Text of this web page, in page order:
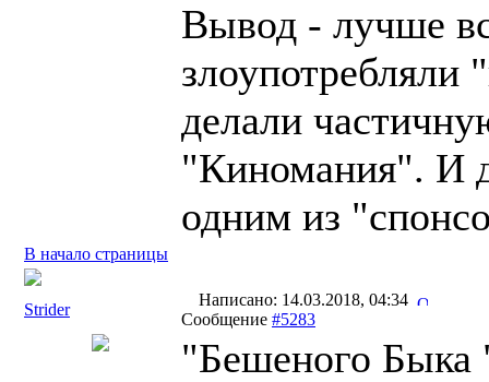
Вывод - лучше
делали
"Киномания". И
одним из
В начало страницы
Strider
Написано: 14.03.2018, 04:34
Сообщение #5283
"Бешеного Быка